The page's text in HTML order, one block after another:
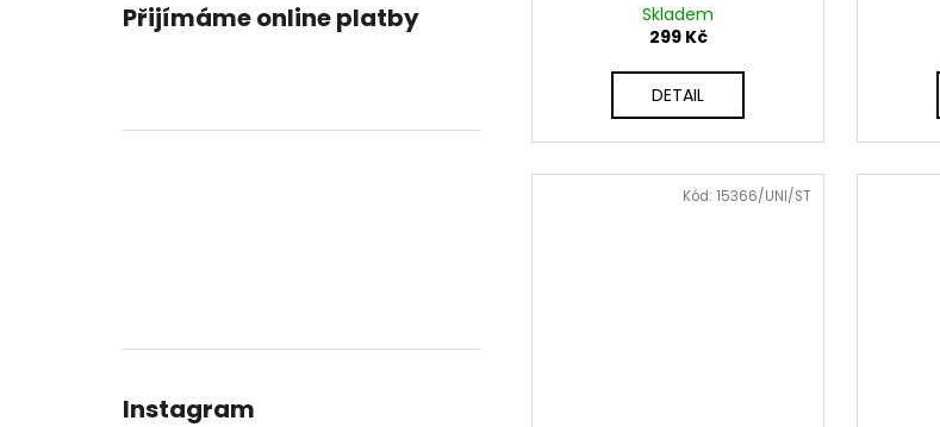
Přijímáme online platby
Instagram
Skladem
299 Kč
DETAIL
Kód:15366/UNI/ST